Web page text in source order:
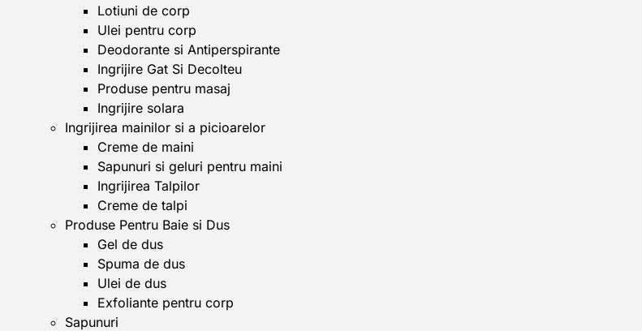
Lotiuni de corp
Ulei pentru corp
Deodorante si Antiperspirante
Ingrijire Gat Si Decolteu
Produse pentru masaj
Ingrijire solara
Ingrijirea mainilor si a picioarelor
Creme de maini
Sapunuri si geluri pentru maini
Ingrijirea Talpilor
Creme de talpi
Produse Pentru Baie si Dus
Gel de dus
Spuma de dus
Ulei de dus
Exfoliante pentru corp
Sapunuri